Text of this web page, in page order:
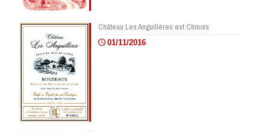
Château Les Anguillères est Chinois
01/11/2016